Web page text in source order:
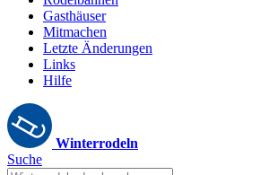
Gasthäuser
Mitmachen
Letzte Änderungen
Links
Hilfe
Winterrodeln
Suche